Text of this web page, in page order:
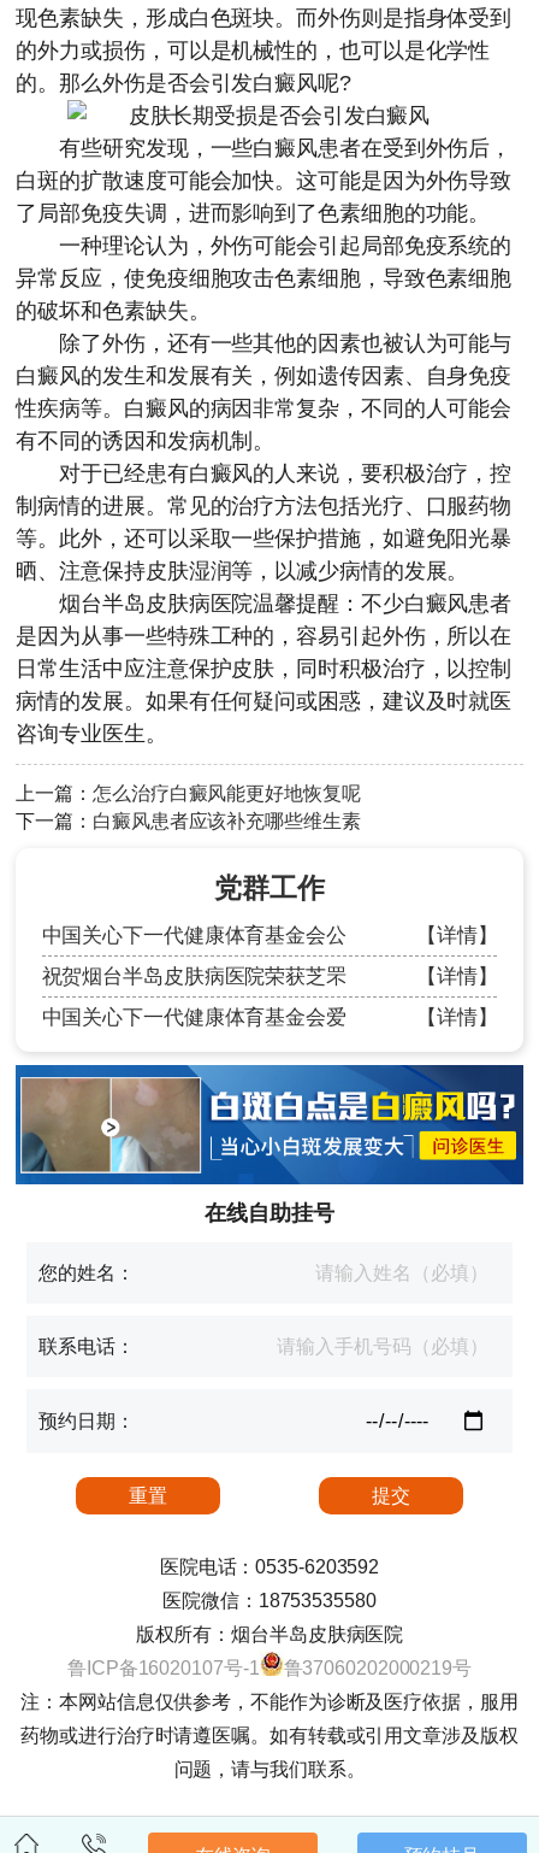
现色素缺失，形成白色斑块。而外伤则是指身体受到
的外力或损伤，可以是机械性的，也可以是化学性
的。那么外伤是否会引发白癜风呢?
有些研究发现，一些白癜风患者在受到外伤后，
白斑的扩散速度可能会加快。这可能是因为外伤导致
了局部免疫失调，进而影响到了色素细胞的功能。
一种理论认为，外伤可能会引起局部免疫系统的
异常反应，使免疫细胞攻击色素细胞，导致色素细胞
的破坏和色素缺失。
除了外伤，还有一些其他的因素也被认为可能与
白癜风的发生和发展有关，例如遗传因素、自身免疫
性疾病等。白癜风的病因非常复杂，不同的人可能会
有不同的诱因和发病机制。
对于已经患有白癜风的人来说，要积极治疗，控
制病情的进展。常见的治疗方法包括光疗、口服药物
等。此外，还可以采取一些保护措施，如避免阳光暴
晒、注意保持皮肤湿润等，以减少病情的发展。
烟台半岛皮肤病医院温馨提醒：不少白癜风患者
是因为从事一些特殊工种的，容易引起外伤，所以在
日常生活中应注意保护皮肤，同时积极治疗，以控制
病情的发展。如果有任何疑问或困惑，建议及时就医
咨询专业医生。
上一篇：怎么治疗白癜风能更好地恢复呢
下一篇： 白癜风患者应该补充哪些维生素
党群工作
中国关心下一代健康体育基金会公
【详情】
祝贺烟台半岛皮肤病医院荣获芝罘
【详情】
中国关心下一代健康体育基金会爱
【详情】
在线自助挂号
您的姓名：
联系电话：
预约日期：
医院电话：0535-6203592
医院微信：18753535580
版权所有：烟台半岛皮肤病医院
鲁ICP备16020107号-1
鲁37060202000219号
注：本网站信息仅供参考，不能作为诊断及医疗依据，服用
药物或进行治疗时请遵医嘱。如有转载或引用文章涉及版权
问题，请与我们联系。